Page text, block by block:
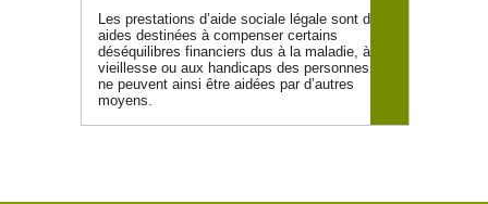
Les prestations d’aide sociale légale sont des
aides destinées à compenser certains
déséquilibres financiers dus à la maladie, à la
vieillesse ou aux handicaps des personnes qui
ne peuvent ainsi être aidées par d’autres
moyens.